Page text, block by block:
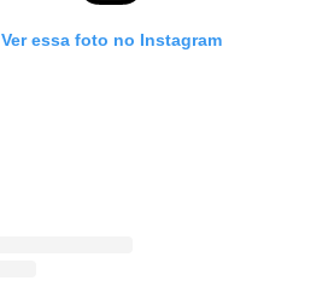
Ver essa foto no Instagram